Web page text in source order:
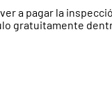
a pagar la
gratuitamente